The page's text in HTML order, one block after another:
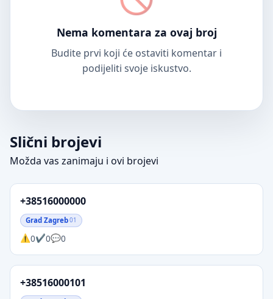
Nema komentara za ovaj broj
Budite prvi koji će ostaviti komentar i
podijeliti svoje iskustvo.
Slični brojevi
Možda vas zanimaju i ovi brojevi
+38516000000
Grad Zagreb01
0 0 0
+38516000101